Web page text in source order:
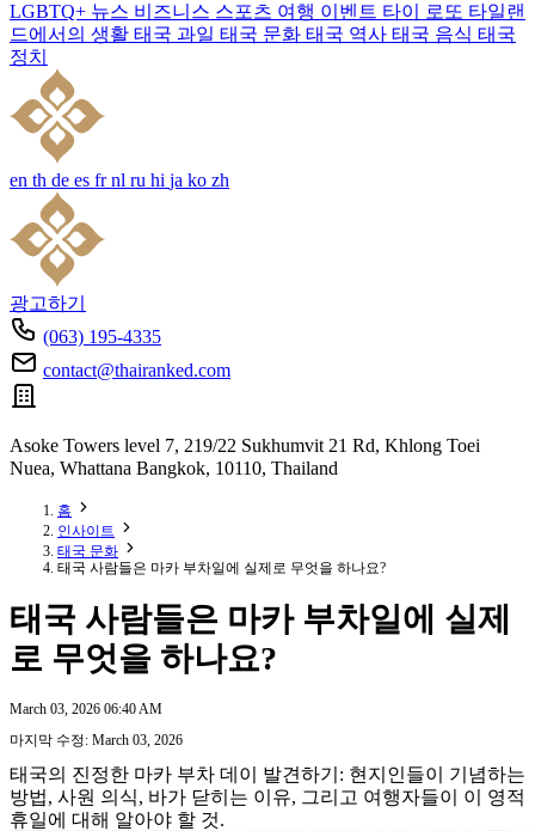
LGBTQ+ 뉴스 비즈니스 스포츠 여행 이벤트 타이 로또 타일랜
드에서의 생활 태국 과일 태국 문화 태국 역사 태국 음식 태국
정치
en th de es fr nl ru hi ja ko zh
광고하기
(063) 195-4335
contact@thairanked.com
Asoke Towers level 7, 219/22 Sukhumvit 21 Rd, Khlong Toei
Nuea, Whattana Bangkok, 10110, Thailand
홈
인사이트
태국 문화
태국 사람들은 마카 부차일에 실제로 무엇을 하나요?
태국 사람들은 마카 부차일에 실제
로 무엇을 하나요?
March 03, 2026 06:40 AM
마지막 수정: March 03, 2026
태국의 진정한 마카 부차 데이 발견하기: 현지인들이 기념하는
방법, 사원 의식, 바가 닫히는 이유, 그리고 여행자들이 이 영적
휴일에 대해 알아야 할 것.